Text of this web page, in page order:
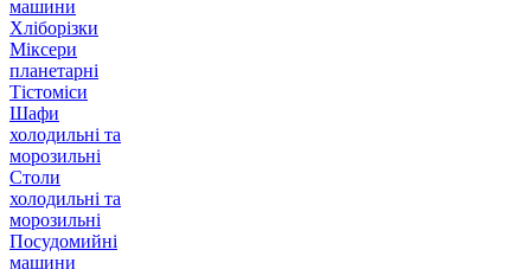
машини
Хліборізки
Міксери
планетарні
Тістоміси
Шафи
холодильні та
морозильні
Столи
холодильні та
морозильні
Посудомийні
машини